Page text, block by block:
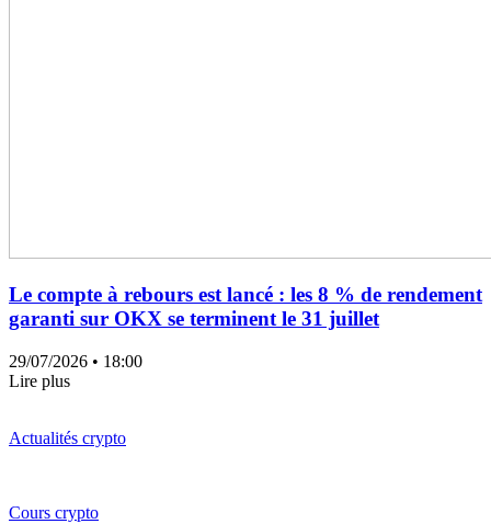
Le compte à rebours est lancé : les 8 % de rendement
garanti sur OKX se terminent le 31 juillet
29/07/2026 • 18:00
Lire plus
Actualités crypto
Cours crypto